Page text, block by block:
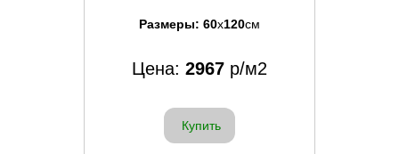
Размеры: 60x120см
Цена: 2967 р/м2
Купить